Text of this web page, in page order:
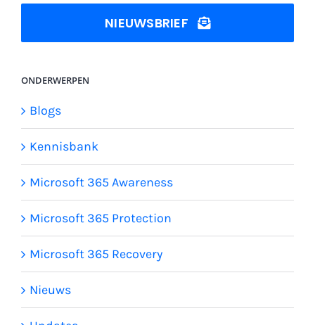
NIEUWSBRIEF
ONDERWERPEN
Blogs
Kennisbank
Microsoft 365 Awareness
Microsoft 365 Protection
Microsoft 365 Recovery
Nieuws